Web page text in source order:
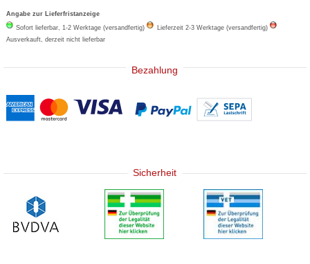
Angabe zur Lieferfristanzeige
Sofort lieferbar, 1-2 Werktage (versandfertig)
Lieferzeit 2-3 Werktage (versandfertig)
Ausverkauft, derzeit nicht lieferbar
Bezahlung
Sicherheit